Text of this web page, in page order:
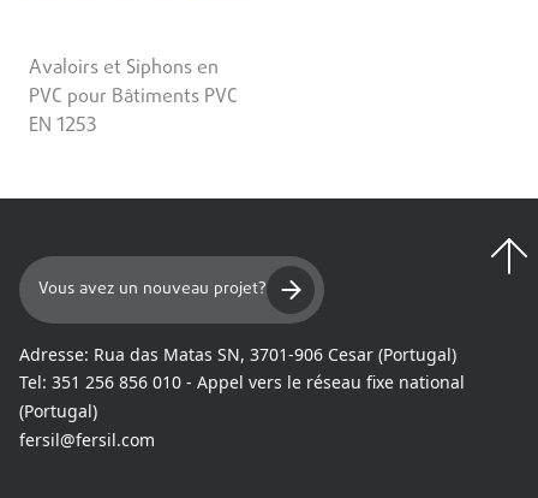
Avaloirs et Siphons en
PVC pour Bâtiments PVC
EN 1253
Vous avez un nouveau projet?
Adresse: Rua das Matas SN, 3701-906 Cesar (Portugal)
Tel: 351 256 856 010 - Appel vers le réseau fixe national
(Portugal)
fersil@fersil.com